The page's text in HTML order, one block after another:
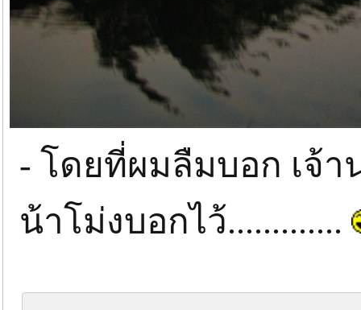
- โดยที่ผมลืมบอก เจ้
น้าโม่งบอกไว้.............